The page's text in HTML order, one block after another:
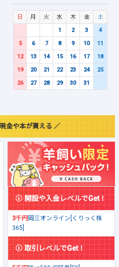
日 月 火 水 木 金
土
1
2 3
4
5
6 7 8 9 10
11
12
13 14 15 16 17
18
19
20 21 22 23 24
25
26
27 28 29 30 31
金や本が貰える ／
開設や入金レベルでGet！
3千円岡三オンライン[くりっく株
365]
取引レベルでGet！